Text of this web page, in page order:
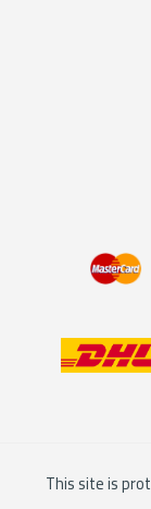
This site is